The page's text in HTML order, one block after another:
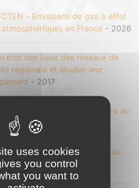
- Emissions de gaz à effet
en France - 2026
état des lieux des réseaux de
régionale et étudier leur
- 2017
des formations continues liées au
5)
- 2018
des formations initiales liées au
6)- 2025
uses cookies
you control
you want to